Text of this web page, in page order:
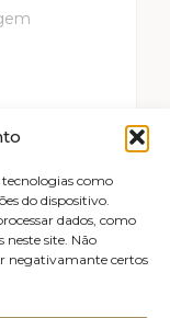
tecnologias como
do dispositivo.
dados, como
site. Não
negativamante certos
a
ENVIAR